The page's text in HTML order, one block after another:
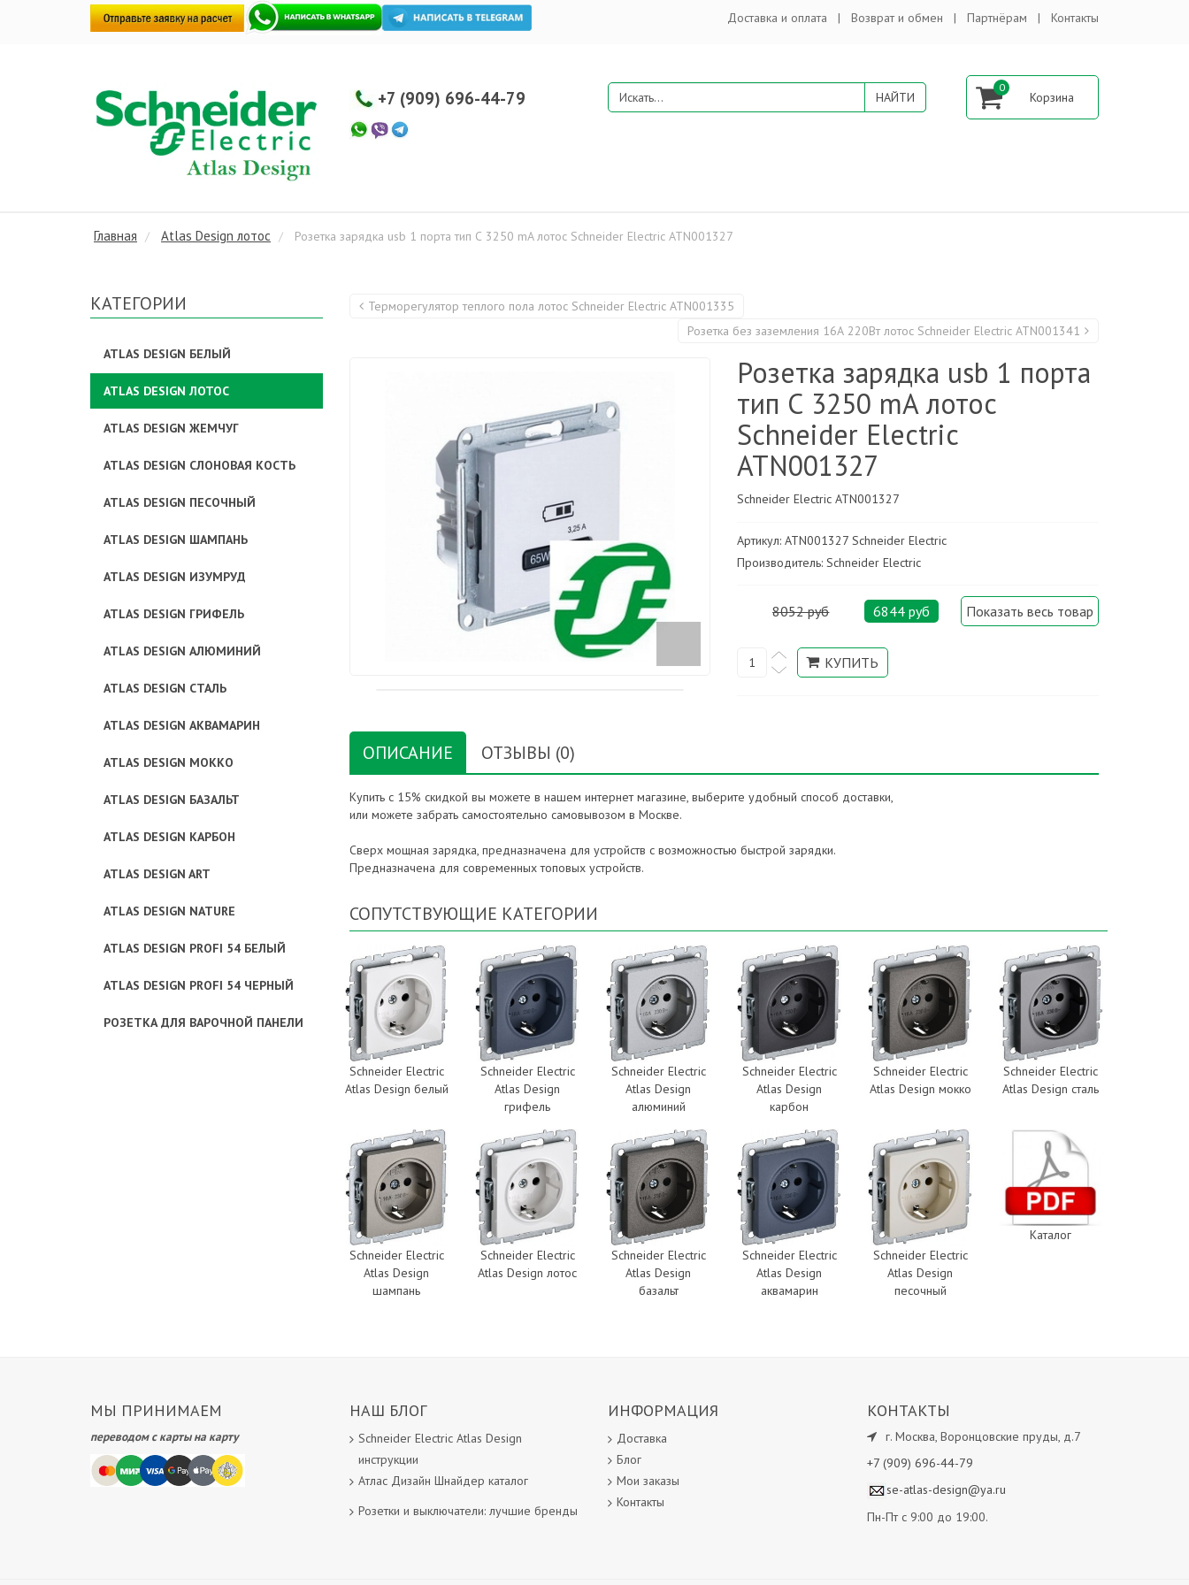
Доставка и оплата Возврат и обмен Партнёрам Контакты
+7 (909) 696-44-79
0
Главная Atlas Design лотос Розетка зарядка usb 1 порта тип С 3250 mA лотос Schneider Electric ATN001327
Терморегулятор теплого пола лотос Schneider Electric ATN001335
Розетка без заземления 16А 220Вт лотос Schneider Electric ATN001341
Розетка зарядка usb 1 порта
тип С 3250 mA лотос
Schneider Electric
ATN001327
Schneider Electric ATN001327
Артикул: ATN001327 Schneider Electric
Производитель: Schneider Electric
Показать весь товар
8052 руб 6844 руб
ОПИСАНИЕ ОТЗЫВЫ (0)
Купить с 15% скидкой вы можете в нашем интернет магазине, выберите удобный способ доставки,
или можете забрать самостоятельно самовывозом в Москве.
Сверх мощная зарядка, предназначена для устройств с возможностью быстрой зарядки.
Предназначена для современных топовых устройств.
СОПУТСТВУЮЩИЕ КАТЕГОРИИ
Schneider Electric
Atlas Design белый
Schneider Electric
Atlas Design
грифель
Schneider Electric
Atlas Design
алюминий
Schneider Electric
Atlas Design
карбон
Schneider Electric
Atlas Design мокко
Schneider Electric
Atlas Design сталь
Schneider Electric
Atlas Design
шампань
Schneider Electric
Atlas Design лотос
Schneider Electric
Atlas Design
базальт
Schneider Electric
Atlas Design
аквамарин
Schneider Electric
Atlas Design
песочный
Каталог
КАТЕГОРИИ
ATLAS DESIGN БЕЛЫЙ
ATLAS DESIGN ЛОТОС
ATLAS DESIGN ЖЕМЧУГ
ATLAS DESIGN СЛОНОВАЯ КОСТЬ
ATLAS DESIGN ПЕСОЧНЫЙ
ATLAS DESIGN ШАМПАНЬ
ATLAS DESIGN ИЗУМРУД
ATLAS DESIGN ГРИФЕЛЬ
ATLAS DESIGN АЛЮМИНИЙ
ATLAS DESIGN СТАЛЬ
ATLAS DESIGN АКВАМАРИН
ATLAS DESIGN МОККО
ATLAS DESIGN БАЗАЛЬТ
ATLAS DESIGN КАРБОН
ATLAS DESIGN ART
ATLAS DESIGN NATURE
ATLAS DESIGN PROFI 54 БЕЛЫЙ
ATLAS DESIGN PROFI 54 ЧЕРНЫЙ
РОЗЕТКА ДЛЯ ВАРОЧНОЙ ПАНЕЛИ
МЫ ПРИНИМАЕМ
переводом с карты на карту
НАШ БЛОГ
Schneider Electric Atlas Design
инструкции
Атлас Дизайн Шнайдер каталог
Розетки и выключатели: лучшие бренды
ИНФОРМАЦИЯ
Доставка
Блог
Мои заказы
Контакты
КОНТАКТЫ
г. Москва, Воронцовские пруды, д.7
+7 (909) 696-44-79
se-atlas-design@ya.ru
Пн-Пт с 9:00 до 19:00.